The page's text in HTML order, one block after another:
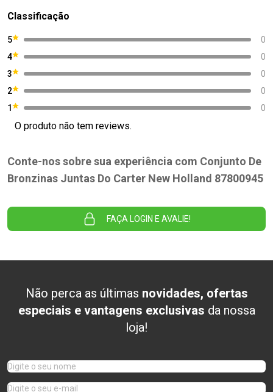
Classificação
5
0
4
0
3
0
2
0
1
0
O produto não tem reviews.
Conte-nos sobre sua experiência com Conjunto De
Bronzinas Juntas Do Carter New Holland 87800945
FAÇA LOGIN E AVALIE!
Não perca as últimas novidades, ofertas
especiais e vantagens exclusivas da nossa
loja!